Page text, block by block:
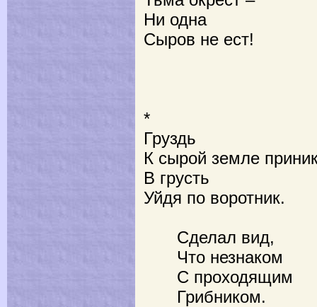
Ни одна
Сыров не ест!
*
Груздь
К сырой земле
В грусть
Уйдя по воротник.
Сделал вид,
Что незнаком
С проходящим
Грибником.